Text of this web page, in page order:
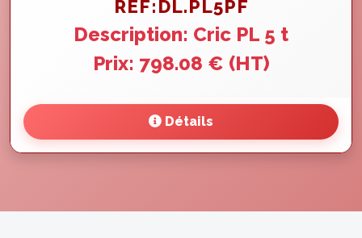
REF:DL.PL5PF
Description: Cric PL 5 t
Prix: 798.08 € (HT)
Détails